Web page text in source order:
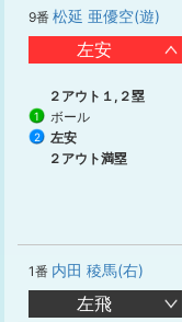
9番 松延 亜優空(遊)
左安
２アウト１,２塁
1 ボール
2
左安
２アウト満塁
1番 内田 稜馬(右)
左飛